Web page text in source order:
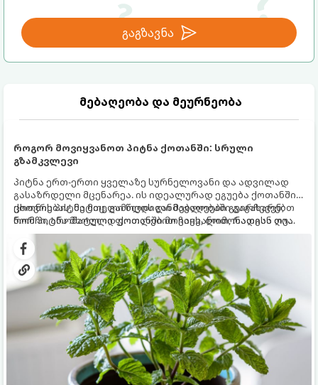
გაგზავნა
მებაღეობა და მეურნეობა
როგორ მოვიყვანოთ პიტნა ქოთანში: სრული
გზამკვლევი
პიტნა ერთ-ერთი ყველაზე სურნელოვანი და ადვილად
გასაზრდელი მცენარეა. ის იდეალურად ეგუება ქოთანში
ცხოვრებას, მეტიც, გამოცდილი მებაღეები გვირჩევენ,
რომ პიტნა მხოლოდ ქოთანში მოვიყვანოთ, რადგან ღია
გრუნტში (ბაღში) დარგვისას ის ფესვებით ძალიან
სწრაფად ვრცელდება და სხვა მცენარეებს ავიწროებს.
ქოთნის პიტნა მთელი წლის განმავლობაში გაგახარებთ
ნორჩი, არომატული ფოთლებით ჩაის, ლიმონათისა თუ
კერძებისთვის.